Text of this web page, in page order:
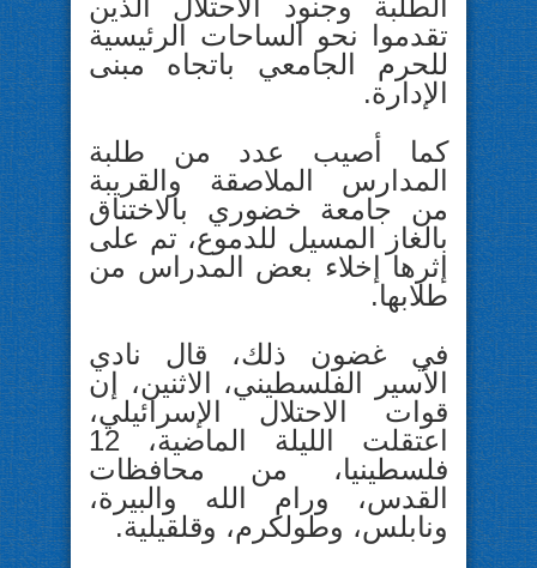
الطلبة وجنود الاحتلال الذين
تقدموا نحو الساحات الرئيسية
للحرم الجامعي باتجاه مبنى
الإدارة.
كما أصيب عدد من طلبة
المدارس الملاصقة والقريبة
من جامعة خضوري بالاختناق
بالغاز المسيل للدموع، تم على
إثرها إخلاء بعض المدراس من
طلابها.
في غضون ذلك، قال نادي
الأسير الفلسطيني، الاثنين، إن
قوات الاحتلال الإسرائيلي،
اعتقلت الليلة الماضية، 12
فلسطينيا، من محافظات
القدس، ورام الله والبيرة،
ونابلس، وطولكرم، وقلقيلية.